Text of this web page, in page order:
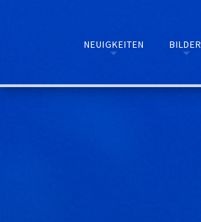
NEUIGKEITEN BILDER